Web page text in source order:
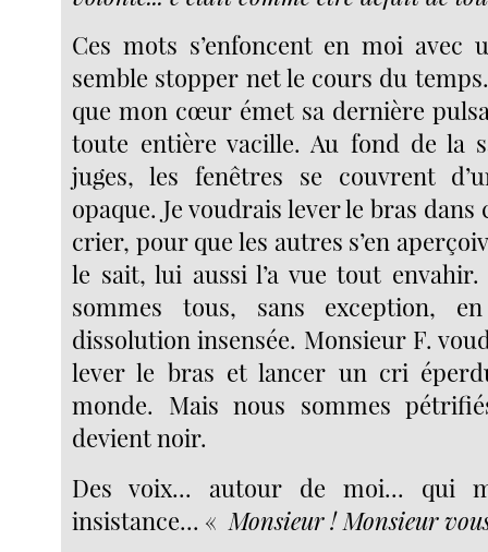
Ces mots s’enfoncent en moi avec
semble stopper net le cours du temps.
que mon cœur émet sa dernière
toute entière vacille. Au fond de la
juges, les fenêtres se couvrent
opaque. Je voudrais lever le bras
crier, pour que les autres s’en
le sait, lui aussi l’a vue tout
sommes tous, sans exception,
dissolution insensée. Monsieur F.
lever le bras et lancer un cri
monde. Mais nous sommes
devient noir.
Des voix... autour de moi... qui
insistance... « Monsieur ! Monsieur